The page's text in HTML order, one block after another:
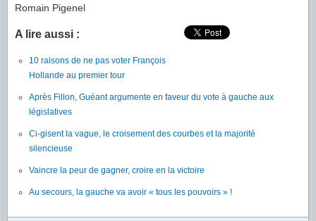
Romain Pigenel
A lire aussi :
10 raisons de ne pas voter François
Hollande au premier tour
Après Fillon, Guéant argumente en faveur du vote à gauche aux
législatives
Ci-gisent la vague, le croisement des courbes et la majorité
silencieuse
Vaincre la peur de gagner, croire en la victoire
Au secours, la gauche va avoir « tous les pouvoirs » !